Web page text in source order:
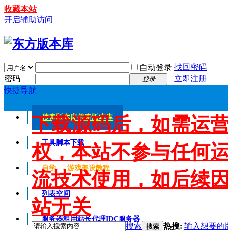
收藏本站
开启辅助访问
自动登录 找回密码
密码
登录
立即注册
快捷导航
传奇版本库传奇版本库
工具脚本下载
自学 → 游戏架设教程
列表空间
服务器租用站长代理IDC服务器
下载源码后，如需运
权，本站不参与任何
流技术使用，如后续
站无关
搜索 搜索 热搜: 输入想要的